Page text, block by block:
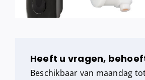
Heeft u vragen,
Beschikbaar van maandag